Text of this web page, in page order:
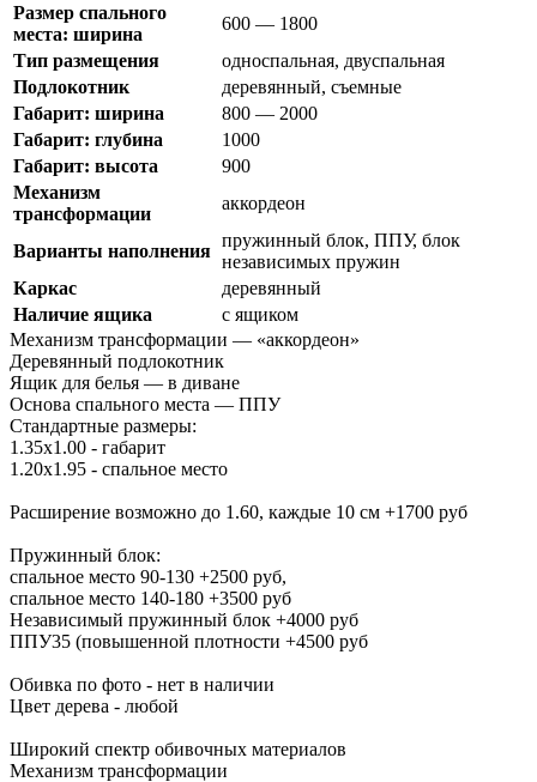
Размер спального
места: ширина
600 — 1800
Тип размещения
односпальная, двуспальная
Подлокотник
деревянный, съемные
Габарит: ширина
800 — 2000
Габарит: глубина
1000
Габарит: высота
900
Механизм
трансформации
аккордеон
Варианты наполнения
пружинный блок, ППУ, блок
независимых пружин
Каркас
деревянный
Наличие ящика
с ящиком
Механизм трансформации — «аккордеон»
Деревянный подлокотник
Ящик для белья — в диване
Основа спального места — ППУ
Стандартные размеры:
1.35х1.00 - габарит
1.20х1.95 - спальное место
Расширение возможно до 1.60, каждые 10 см +1700 руб
Пружинный блок:
спальное место 90-130 +2500 руб,
спальное место 140-180 +3500 руб
Независимый пружинный блок +4000 руб
ППУ35 (повышенной плотности +4500 руб
Обивка по фото - нет в наличии
Цвет дерева - любой
Широкий спектр обивочных материалов
Механизм трансформации